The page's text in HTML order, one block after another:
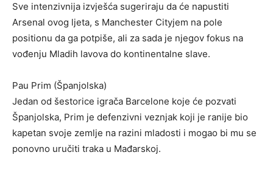
Sve intenzivnija izvješća sugeriraju da će napustiti
Arsenal ovog ljeta, s Manchester Cityjem na pole
positionu da ga potpiše, ali za sada je njegov fokus na
vođenju Mladih lavova do kontinentalne slave.
Pau Prim (Španjolska)
Jedan od šestorice igrača Barcelone koje će pozvati
Španjolska, Prim je defenzivni veznjak koji je ranije bio
kapetan svoje zemlje na razini mladosti i mogao bi mu se
ponovno uručiti traka u Mađarskoj.